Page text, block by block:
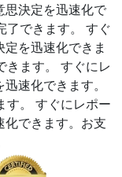
思決定を迅速化で
できます。
すぐ
を迅速化できま
ます。
すぐにレ
速化できます。
。
すぐにレポー
化できます。お支